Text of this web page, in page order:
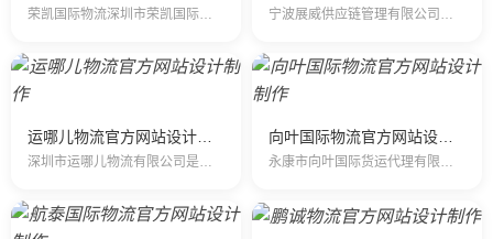
荣凯国际物流深圳市荣凯国际物流有限公司是一家以第三方物流理念组建的现代型物流公司，集代理国际航空货运出港、航空速递，于一体，跨区域、网络化、… 宁波展威供应链管理有限公司是经民航总局、交通部和海关总署批准成立的一级国际货运代理企业。 宁波展威供应链管理有限公司一直致力于国…
运哪儿物流官方网站设计制作
深圳市运哪儿物流有限公司是一家专业提供国际快递、空运、海运服务的公司，是国际五大快递DHL、UPS、FedEx、TNT、EMS的一级代理商，拥有多条快…
向叶国际物流官方网站设计制作
永康市向叶国际货运代理有限公司(向叶国际）成立2011年3月份，成立当初只有一位员工，现有员工15人。注册公司为2013年3月 ，是一家专门代理国际快…